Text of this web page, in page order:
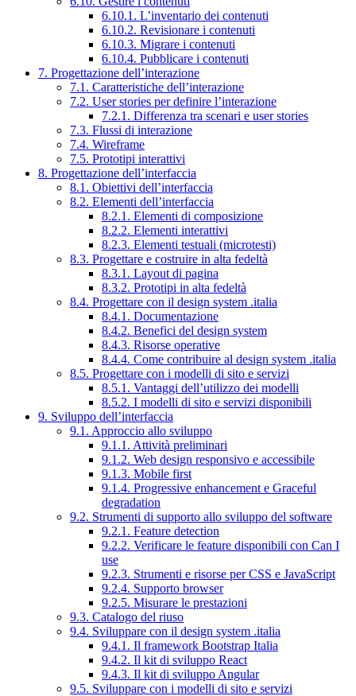
6.10.1. L’inventario dei contenuti
6.10.2. Revisionare i contenuti
6.10.3. Migrare i contenuti
6.10.4. Pubblicare i contenuti
7. Progettazione dell’interazione
7.1. Caratteristiche dell’interazione
7.2. User stories per definire l’interazione
7.2.1. Differenza tra scenari e user stories
7.3. Flussi di interazione
7.4. Wireframe
7.5. Prototipi interattivi
8. Progettazione dell’interfaccia
8.1. Obiettivi dell’interfaccia
8.2. Elementi dell’interfaccia
8.2.1. Elementi di composizione
8.2.2. Elementi interattivi
8.2.3. Elementi testuali (microtesti)
8.3. Progettare e costruire in alta fedeltà
8.3.1. Layout di pagina
8.3.2. Prototipi in alta fedeltà
8.4. Progettare con il design system .italia
8.4.1. Documentazione
8.4.2. Benefici del design system
8.4.3. Risorse operative
8.4.4. Come contribuire al design system .italia
8.5. Progettare con i modelli di sito e servizi
8.5.1. Vantaggi dell’utilizzo dei modelli
8.5.2. I modelli di sito e servizi disponibili
9. Sviluppo dell’interfaccia
9.1. Approccio allo sviluppo
9.1.1. Attività preliminari
9.1.2. Web design responsivo e accessibile
9.1.3. Mobile first
9.1.4. Progressive enhancement e Graceful
degradation
9.2. Strumenti di supporto allo sviluppo del software
9.2.1. Feature detection
9.2.2. Verificare le feature disponibili con Can I
use
9.2.3. Strumenti e risorse per CSS e JavaScript
9.2.4. Supporto browser
9.2.5. Misurare le prestazioni
9.3. Catalogo del riuso
9.4. Sviluppare con il design system .italia
9.4.1. Il framework Bootstrap Italia
9.4.2. Il kit di sviluppo React
9.4.3. Il kit di sviluppo Angular
9.5. Sviluppare con i modelli di sito e servizi